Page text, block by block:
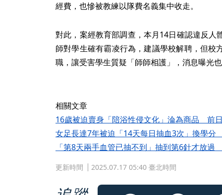
經費，也慘被教練以隊費名義集中收走。
對此，案經教育部調查，本月14日確認違反人
師對學生確有霸凌行為，建議學校解聘，但校
職，讓受害學生質疑「師師相護」，消息曝光
相關文章
16歲被迫賣身「陪浴性侵文化」淪為商品 前
女足長達7年被迫「14天每日抽血3次」換學
「第8天兩手血管已抽不到」抽到第6針才放
更新時間 2025.07.17 05:40 臺北時間